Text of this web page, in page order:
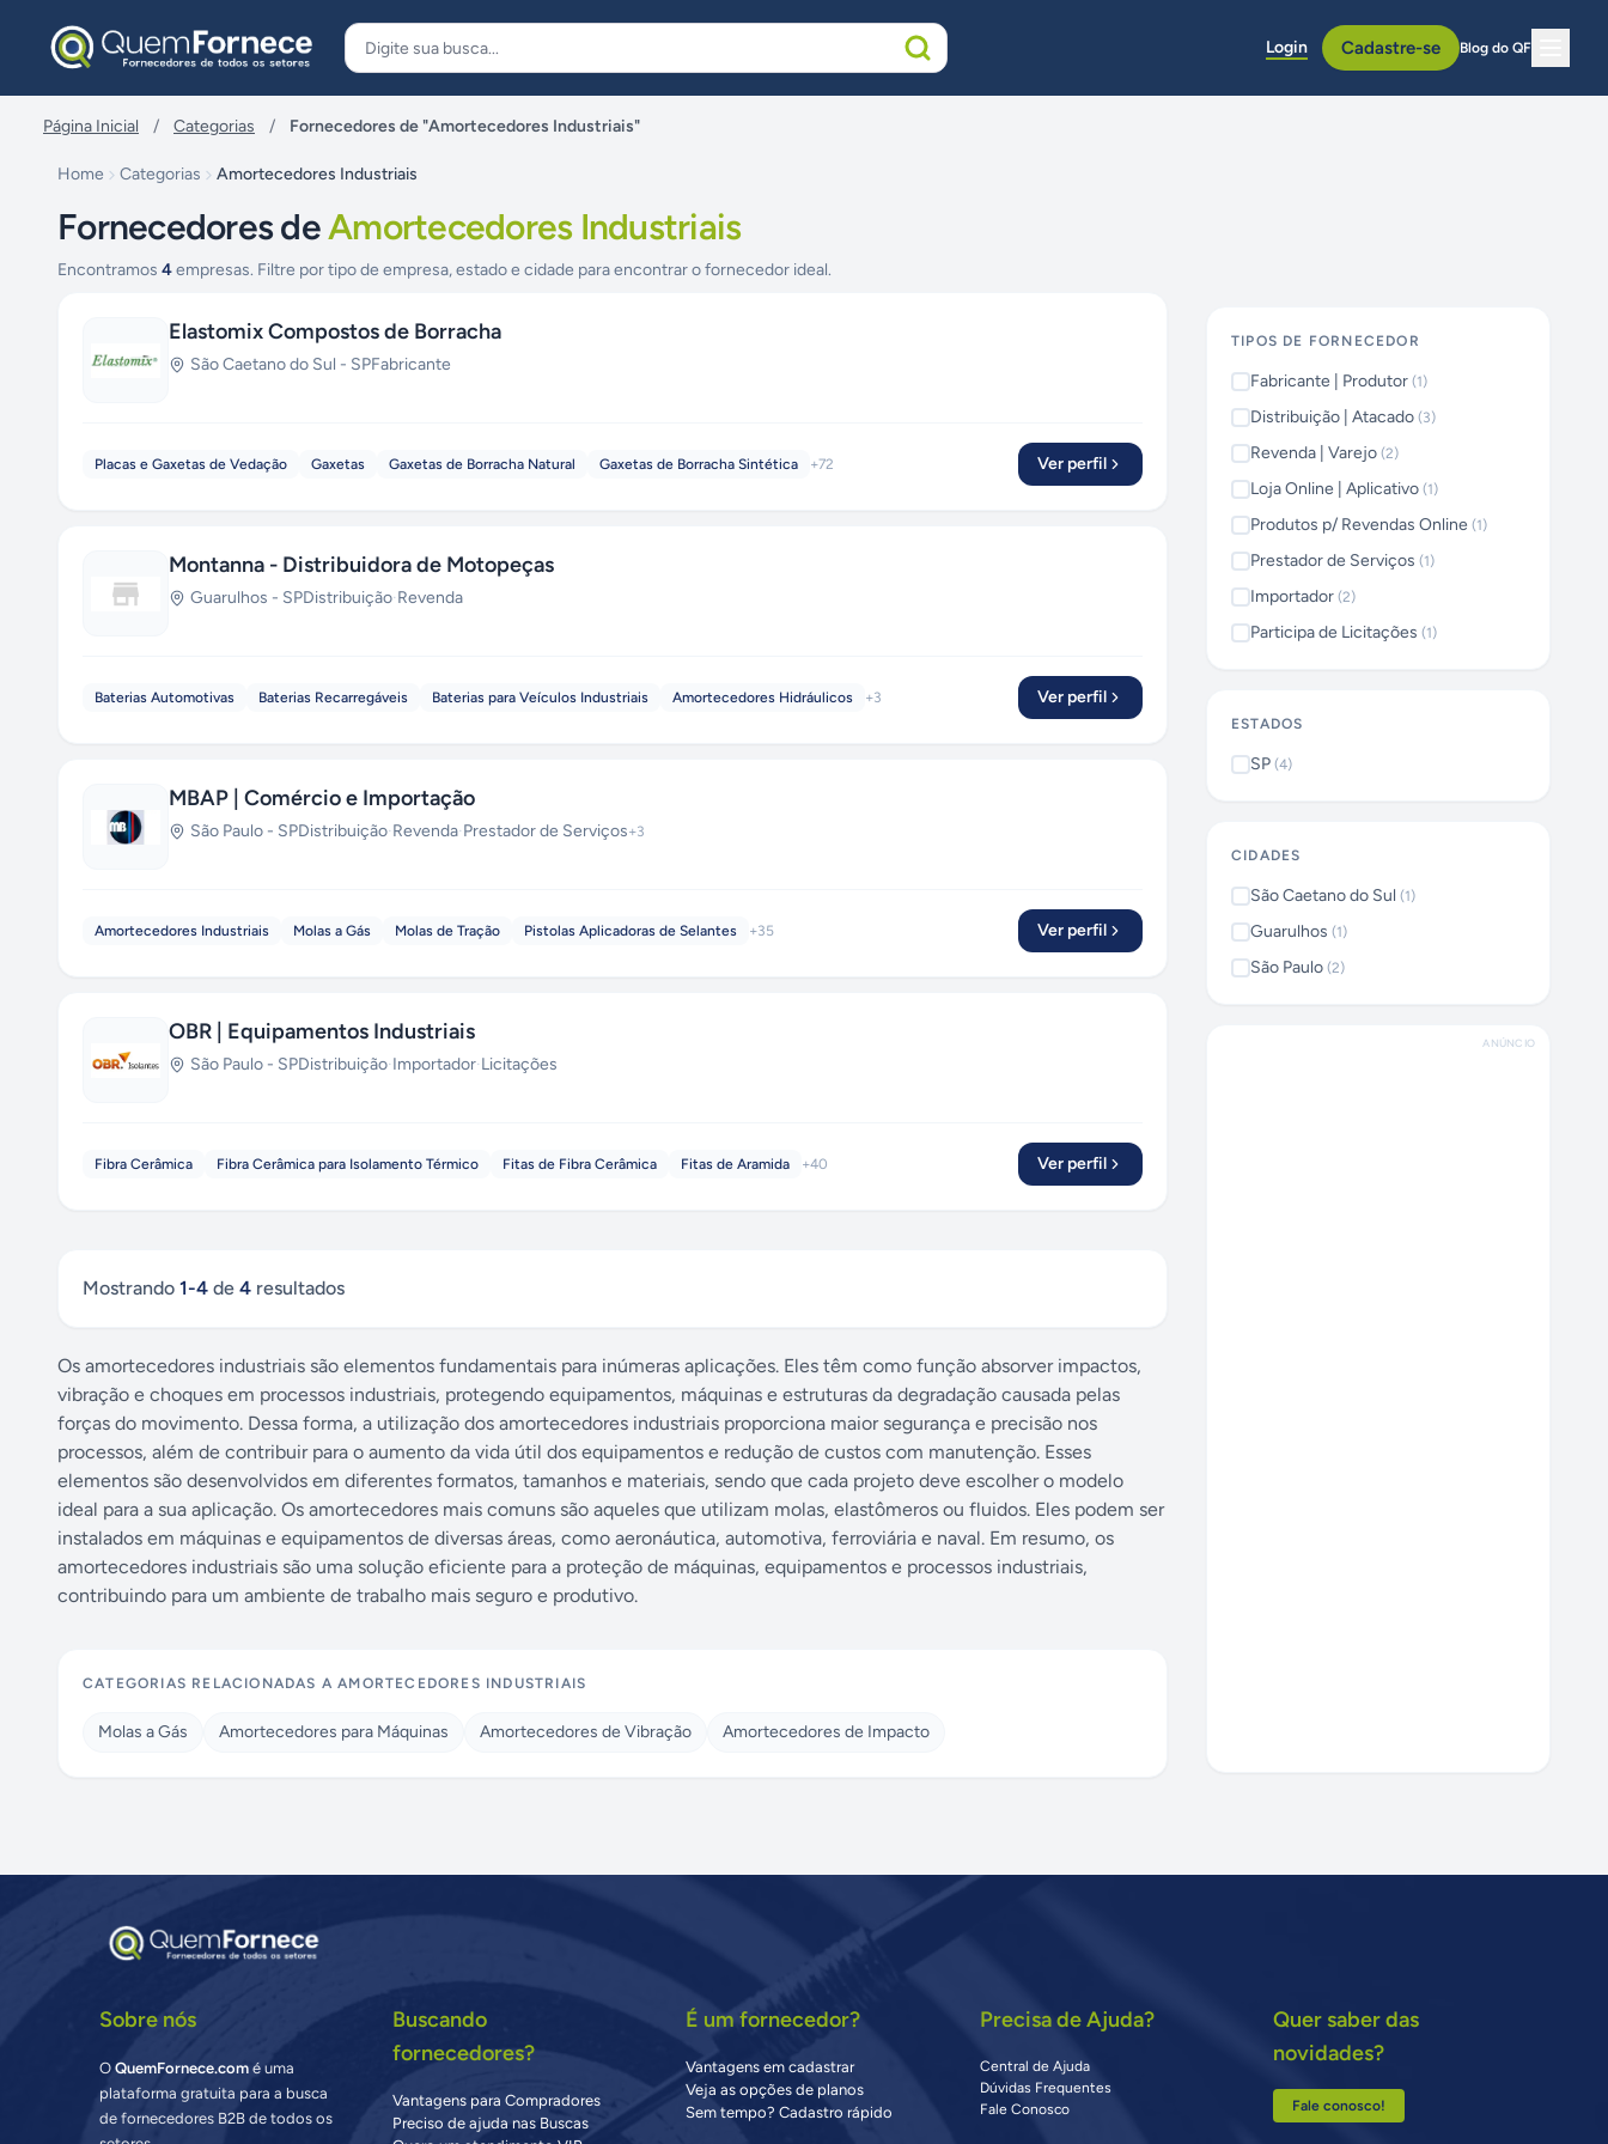
Login Cadastre-se Blog do QF
Página Inicial / Categorias / Fornecedores de "Amortecedores Industriais"
Home Categorias Amortecedores Industriais
Fornecedores deAmortecedores Industriais
Encontramos 4empresas. Filtre por tipo de empresa, estado e cidade para encontrar o fornecedor ideal.
Elastomix Compostos de Borracha
São Caetano do Sul - SPFabricante
Placas e Gaxetas de Vedação Gaxetas Gaxetas de Borracha Natural Gaxetas de Borracha Sintética +72 Ver perfil
Montanna - Distribuidora de Motopeças
Guarulhos - SPDistribuição·Revenda
Baterias Automotivas Baterias Recarregáveis Baterias para Veículos Industriais Amortecedores Hidráulicos +3 Ver perfil
MBAP | Comércio e Importação
São Paulo - SPDistribuição·Revenda·Prestador de Serviços+3
Amortecedores Industriais Molas a Gás Molas de Tração Pistolas Aplicadoras de Selantes +35 Ver perfil
OBR | Equipamentos Industriais
São Paulo - SPDistribuição·Importador·Licitações
Fibra Cerâmica Fibra Cerâmica para Isolamento Térmico Fitas de Fibra Cerâmica Fitas de Aramida +40 Ver perfil
Mostrando 1-4 de 4 resultados
Os amortecedores industriais são elementos fundamentais para inúmeras aplicações. Eles têm como função absorver impactos,
vibração e choques em processos industriais, protegendo equipamentos, máquinas e estruturas da degradação causada pelas
forças do movimento. Dessa forma, a utilização dos amortecedores industriais proporciona maior segurança e precisão nos
processos, além de contribuir para o aumento da vida útil dos equipamentos e redução de custos com manutenção. Esses
elementos são desenvolvidos em diferentes formatos, tamanhos e materiais, sendo que cada projeto deve escolher o modelo
ideal para a sua aplicação. Os amortecedores mais comuns são aqueles que utilizam molas, elastômeros ou fluidos. Eles podem ser
instalados em máquinas e equipamentos de diversas áreas, como aeronáutica, automotiva, ferroviária e naval. Em resumo, os
amortecedores industriais são uma solução eficiente para a proteção de máquinas, equipamentos e processos industriais,
contribuindo para um ambiente de trabalho mais seguro e produtivo.
CATEGORIAS RELACIONADAS AAMORTECEDORES INDUSTRIAIS
Molas a Gás Amortecedores para Máquinas Amortecedores de Vibração Amortecedores de Impacto
TIPOS DE FORNECEDOR
Fabricante | Produtor (1)
Distribuição | Atacado (3)
Revenda | Varejo (2)
Loja Online | Aplicativo (1)
Produtos p/ Revendas Online (1)
Prestador de Serviços (1)
Importador (2)
Participa de Licitações (1)
ESTADOS
SP (4)
CIDADES
São Caetano do Sul (1)
Guarulhos (1)
São Paulo (2)
ANÚNCIO
Sobre nós
OQuemFornece.com é uma
plataforma gratuita para a busca
de fornecedores B2B de todos os
Buscando
fornecedores?
Vantagens para Compradores
Preciso de ajuda nas Buscas
É um fornecedor?
Vantagens em cadastrar
Veja as opções de planos
Sem tempo? Cadastro rápido
Precisa de Ajuda?
Central de Ajuda
Dúvidas Frequentes
Fale Conosco
Quer saber das
novidades?
Fale conosco!